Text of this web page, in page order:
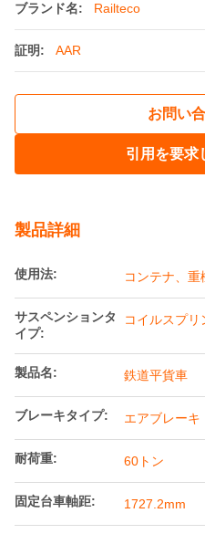
ブランド名: Railteco
証明: AAR
お問い
引用を要求
製品詳細
使用法: コンテナ、
サスペンションタ
イプ:
コイルスプリ
製品名: 鉄道平貨車
ブレーキタイプ: エアブレーキ
耐荷重: 60トン
固定台車軸距: 1727.2mm